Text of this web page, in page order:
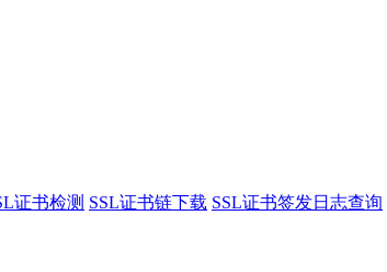
证书检测 SSL证书链下载 SSL证书签发日志查询